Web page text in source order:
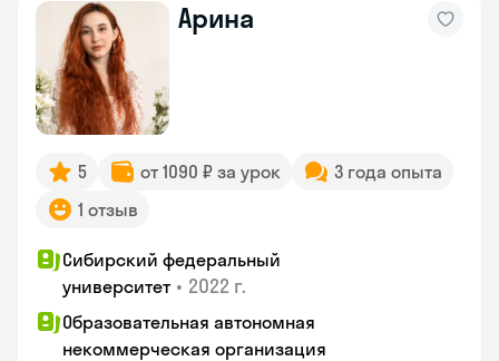
Арина
5 от 1090 ₽ за урок
3 года опыта
1 отзыв
Сибирский федеральный
университет • 2022 г.
Образовательная автономная
некоммерческая организация